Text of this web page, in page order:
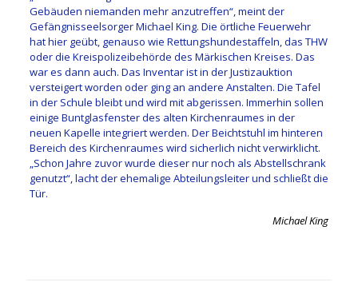
Gebäuden niemanden mehr anzutreffen“, meint der
Gefängnisseelsorger Michael King. Die örtliche Feuerwehr
hat hier geübt, genauso wie Rettungshundestaffeln, das THW
oder die Kreispolizeibehörde des Märkischen Kreises. Das
war es dann auch. Das Inventar ist in der Justizauktion
versteigert worden oder ging an andere Anstalten. Die Tafel
in der Schule bleibt und wird mit abgerissen. Immerhin sollen
einige Buntglasfenster des alten Kirchenraumes in der
neuen Kapelle integriert werden. Der Beichtstuhl im hinteren
Bereich des Kirchenraumes wird sicherlich nicht verwirklicht.
„Schon Jahre zuvor wurde dieser nur noch als Abstellschrank
genutzt“, lacht der ehemalige Abteilungsleiter und schließt die
Tür.
Michael King